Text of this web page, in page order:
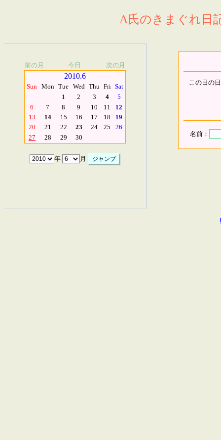
A氏のきまぐれ日
前の月 今日 次の月
2010.6
Sun Mon Tue Wed Thu Fri Sat
1
2 3 4
5
6
7 8 9 10 11
12
13
14 15 16 17 18
19
20
21 22 23 24 25
26
27
28 29 30
年 月
この日の
名前：